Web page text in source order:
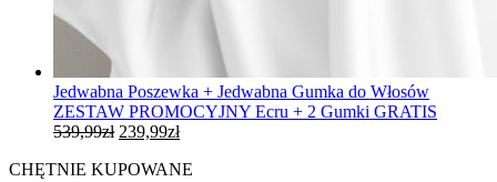
Jedwabna Poszewka + Jedwabna Gumka do Włosów
ZESTAW PROMOCYJNY Ecru + 2 Gumki GRATIS
539,99zł Pierwotna
wynosiła:
239,99złAktualna
wynosi:
CHĘTNIE KUPOWANE